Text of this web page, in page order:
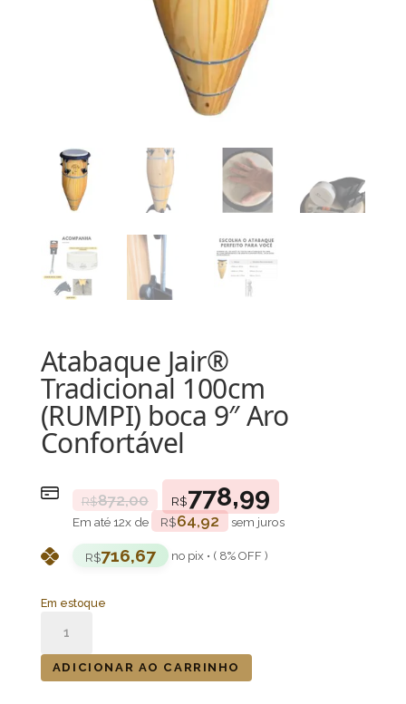
Atabaque Jair®
Tradicional 100cm
(RUMPI) boca 9″ Aro
Confortável
R$872,00 R$778,99
Em até12x de R$64,92 sem juros
R$716,67 no pix • ( 8% OFF )
Em estoque
Jair®
Tradicional
100cm
ADICIONAR AO CARRINHO